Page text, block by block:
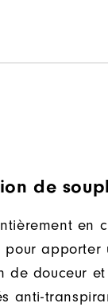
de
en
pour apporter
de douceur
anti-